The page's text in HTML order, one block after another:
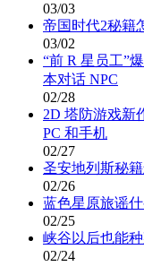
03/03
帝国时代2秘籍
03/02
“前 R 星员工”
本对话 NPC
02/28
2D 塔防游戏新
PC 和手机
02/27
圣安地列斯秘
02/26
蓝色星原旅谣
02/25
峡谷以后也能
02/24